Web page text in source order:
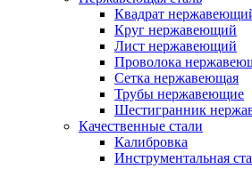
Квадрат
Круг нержавеющий
Лист нержавеющий
Проволока
Сетка нержавеющая
Трубы нержавеющие
Шестигранник
Качественные стали
Калибровка
Инструментальная